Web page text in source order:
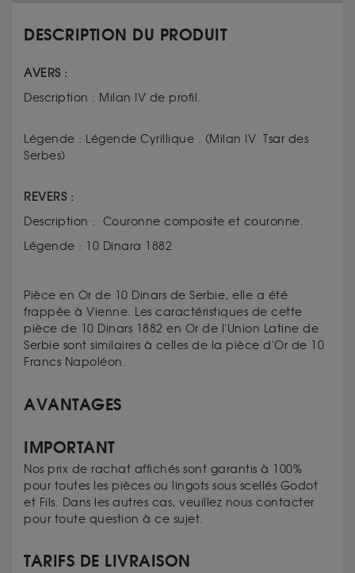
DESCRIPTION DU PRODUIT
AVERS :
Description : Milan IV de profil.
Légende : Légende Cyrillique . (Milan IV Tsar des
Serbes)
REVERS :
Description : Couronne composite et couronne.
Légende : 10 Dinara 1882
Pièce en Or de 10 Dinars de Serbie, elle a été
frappée à Vienne. Les caractéristiques de cette
pièce de 10 Dinars 1882 en Or de l'Union Latine de
Serbie sont similaires à celles de la pièce d'Or de 10
Francs Napoléon.
AVANTAGES
IMPORTANT
Nos prix de rachat affichés sont garantis à 100%
pour toutes les pièces ou lingots sous scellés Godot
et Fils. Dans les autres cas, veuillez nous contacter
pour toute question à ce sujet.
TARIFS DE LIVRAISON